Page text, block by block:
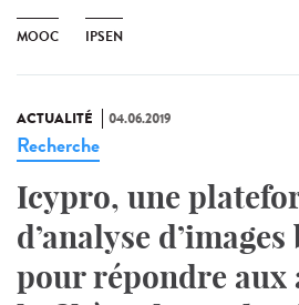
MOOC IPSEN
ACTUALITÉ 04.06.2019
Recherche
Icypro, une
d’analyse
pour répondre aux